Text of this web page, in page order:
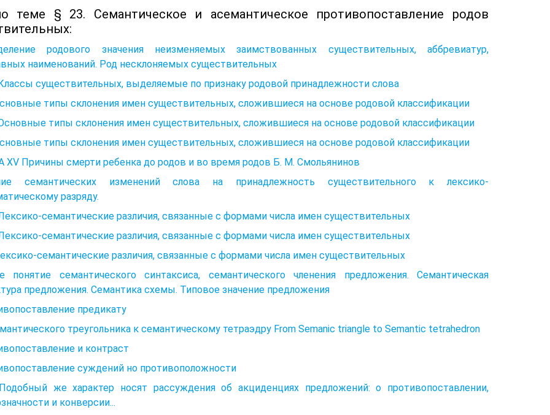
теме § 23. Семантическое и асемантическое противопоставление родов
родового значения неизменяемых заимствованных существительных, аббревиатур,
наименований. Род несклоняемых существительных
существительных, выделяемые по признаку родовой принадлежности слова
типы склонения имен существительных, сложившиеся на основе родовой классификации
типы склонения имен существительных, сложившиеся на основе родовой классификации
типы склонения имен существительных, сложившиеся на основе родовой классификации
XV Причины смерти ребенка до родов и во время родов Б. М. Смольянинов
семантических изменений слова на принадлежность существительного к лексико-
разряду.
семантические различия, связанные с формами числа имен существительных
семантические различия, связанные с формами числа имен существительных
семантические различия, связанные с формами числа имен существительных
понятие семантического синтаксиса, семантического членения предложения. Семантическая
предложения. Семантика схемы. Типовое значение предложения
предикату
треугольника к семантическому тетраэдру From Semanic triangle to Semantic tetrahedron
и контраст
суждений но противоположности
же характер носят рассуждения об акциденциях предложений: о противопоставлении,
и конверсии...